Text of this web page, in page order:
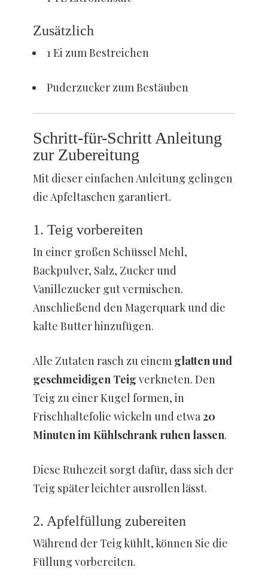
Zusätzlich
1 Ei zum Bestreichen
Puderzucker zum Bestäuben
Schritt-für-Schritt Anleitung
zur Zubereitung
Mit dieser einfachen Anleitung gelingen
die Apfeltaschen garantiert.
1. Teig vorbereiten
In einer großen Schüssel Mehl,
Backpulver, Salz, Zucker und
Vanillezucker gut vermischen.
Anschließend den Magerquark und die
kalte Butter hinzufügen.
Alle Zutaten rasch zu einem glatten und
geschmeidigen Teig verkneten. Den
Teig zu einer Kugel formen, in
Frischhaltefolie wickeln und etwa20
Minuten im Kühlschrank ruhen lassen.
Diese Ruhezeit sorgt dafür, dass sich der
Teig später leichter ausrollen lässt.
2. Apfelfüllung zubereiten
Während der Teig kühlt, können Sie die
Füllung vorbereiten.